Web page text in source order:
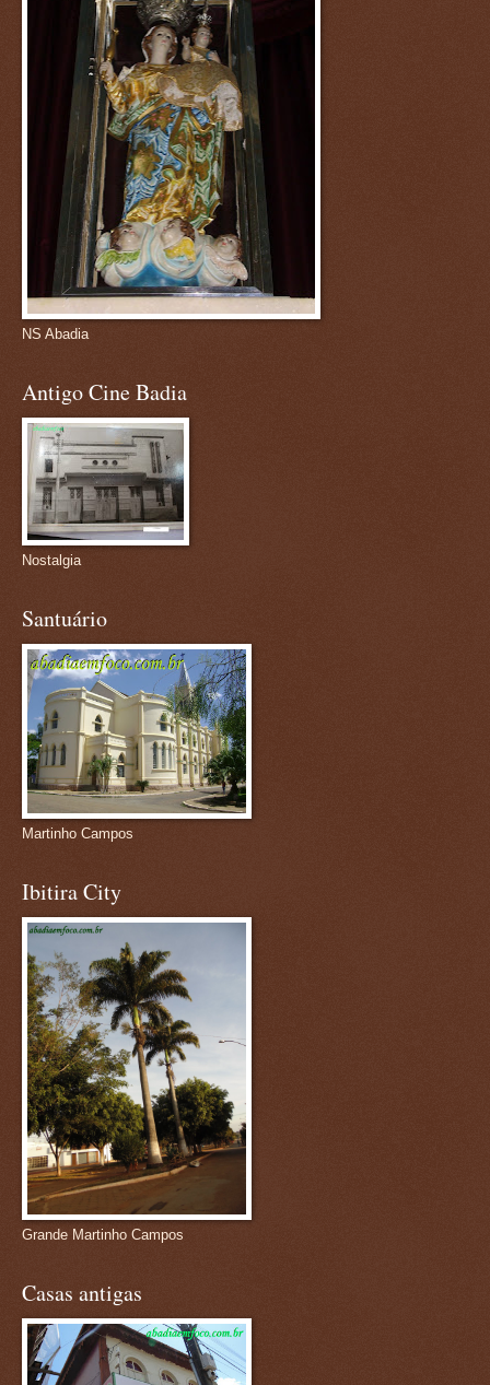
NS Abadia
Antigo Cine Badia
Nostalgia
Santuário
Martinho Campos
Ibitira City
Grande Martinho Campos
Casas antigas